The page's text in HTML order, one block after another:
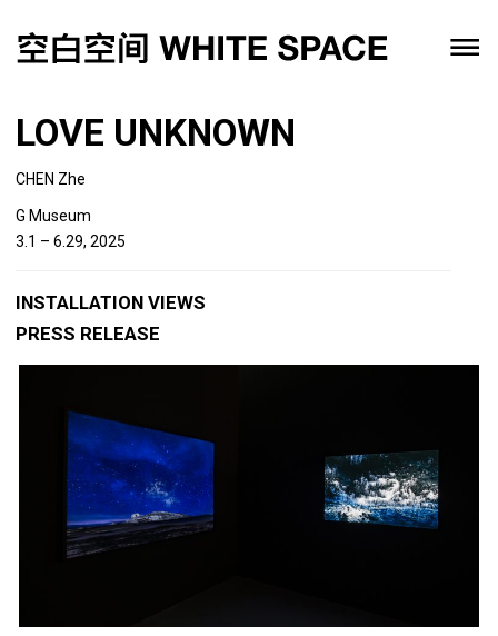
LOVE UNKNOWN
CHEN Zhe
G Museum
3.1 – 6.29, 2025
INSTALLATION VIEWS
PRESS RELEASE